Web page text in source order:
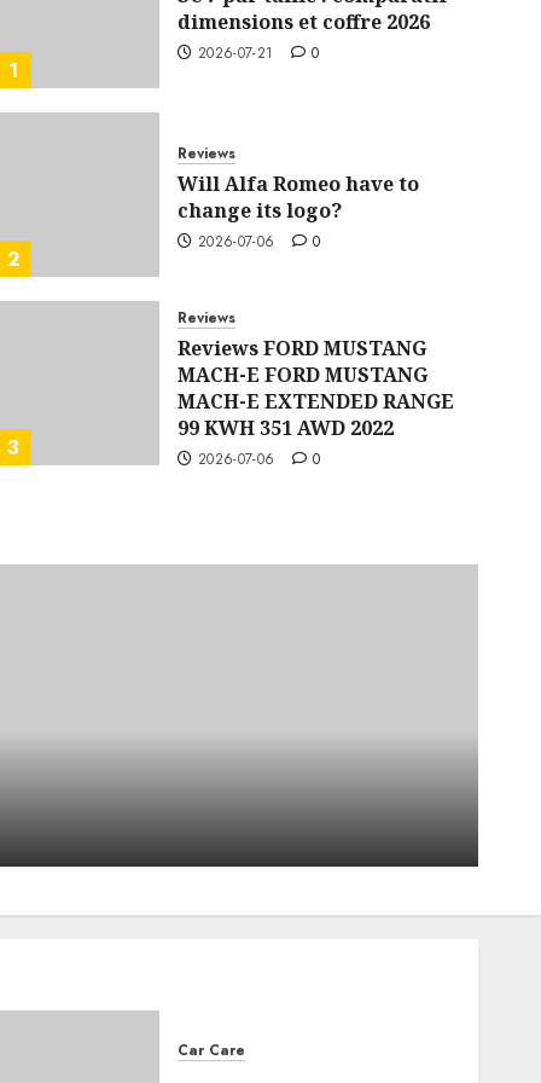
1
dimensions et coffre 2026
2026-07-21 0
2
Reviews
Will Alfa Romeo have to
change its logo?
2026-07-06 0
3
Reviews
Reviews FORD MUSTANG
MACH-E FORD MUSTANG
MACH-E EXTENDED RANGE
99 KWH 351 AWD 2022
2026-07-06 0
BMW 3 SERIES (G21)
Car Care